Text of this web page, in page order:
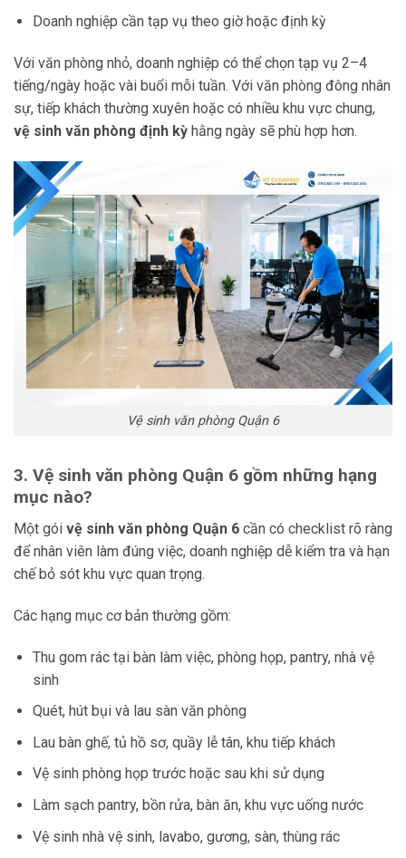
Doanh nghiệp cần tạp vụ theo giờ hoặc định kỳ
Với văn phòng nhỏ, doanh nghiệp có thể chọn tạp vụ 2–4
tiếng/ngày hoặc vài buổi mỗi tuần. Với văn phòng đông nhân
sự, tiếp khách thường xuyên hoặc có nhiều khu vực chung,
vệ sinh văn phòng định kỳ hằng ngày sẽ phù hợp hơn.
Vệ sinh văn phòng Quận 6
3. Vệ sinh văn phòng Quận 6 gồm những hạng
mục nào?
Một gói vệ sinh văn phòng Quận 6 cần có checklist rõ ràng
để nhân viên làm đúng việc, doanh nghiệp dễ kiểm tra và hạn
chế bỏ sót khu vực quan trọng.
Các hạng mục cơ bản thường gồm:
Thu gom rác tại bàn làm việc, phòng họp, pantry, nhà vệ
sinh
Quét, hút bụi và lau sàn văn phòng
Lau bàn ghế, tủ hồ sơ, quầy lễ tân, khu tiếp khách
Vệ sinh phòng họp trước hoặc sau khi sử dụng
Làm sạch pantry, bồn rửa, bàn ăn, khu vực uống nước
Vệ sinh nhà vệ sinh, lavabo, gương, sàn, thùng rác